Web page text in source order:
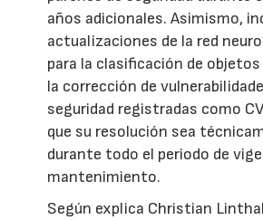
años adicionales. Asimismo,
actualizaciones de la red
para la clasificación de
la corrección de
seguridad registradas como
que su resolución sea
durante todo el periodo de
mantenimiento.
Según explica Christian